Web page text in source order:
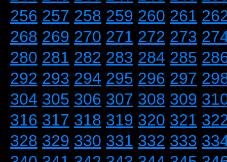
256 257 258 259 260 261
268 269 270 271 272 273
280 281 282 283 284 285
292 293 294 295 296 297
304 305 306 307 308 309
316 317 318 319 320 321
328 329 330 331 332 333